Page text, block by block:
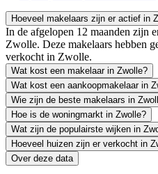
Hoeveel makelaars zijn er actief in
In de afgelopen 12 maanden zijn
Zwolle. Deze makelaars hebben
verkocht in Zwolle.
Wat kost een makelaar in Zwolle?
Wat kost een aankoopmakelaar in
Wie zijn de beste makelaars in
Hoe is de woningmarkt in Zwolle?
Wat zijn de populairste wijken in
Hoeveel huizen zijn er verkocht in
Over deze data